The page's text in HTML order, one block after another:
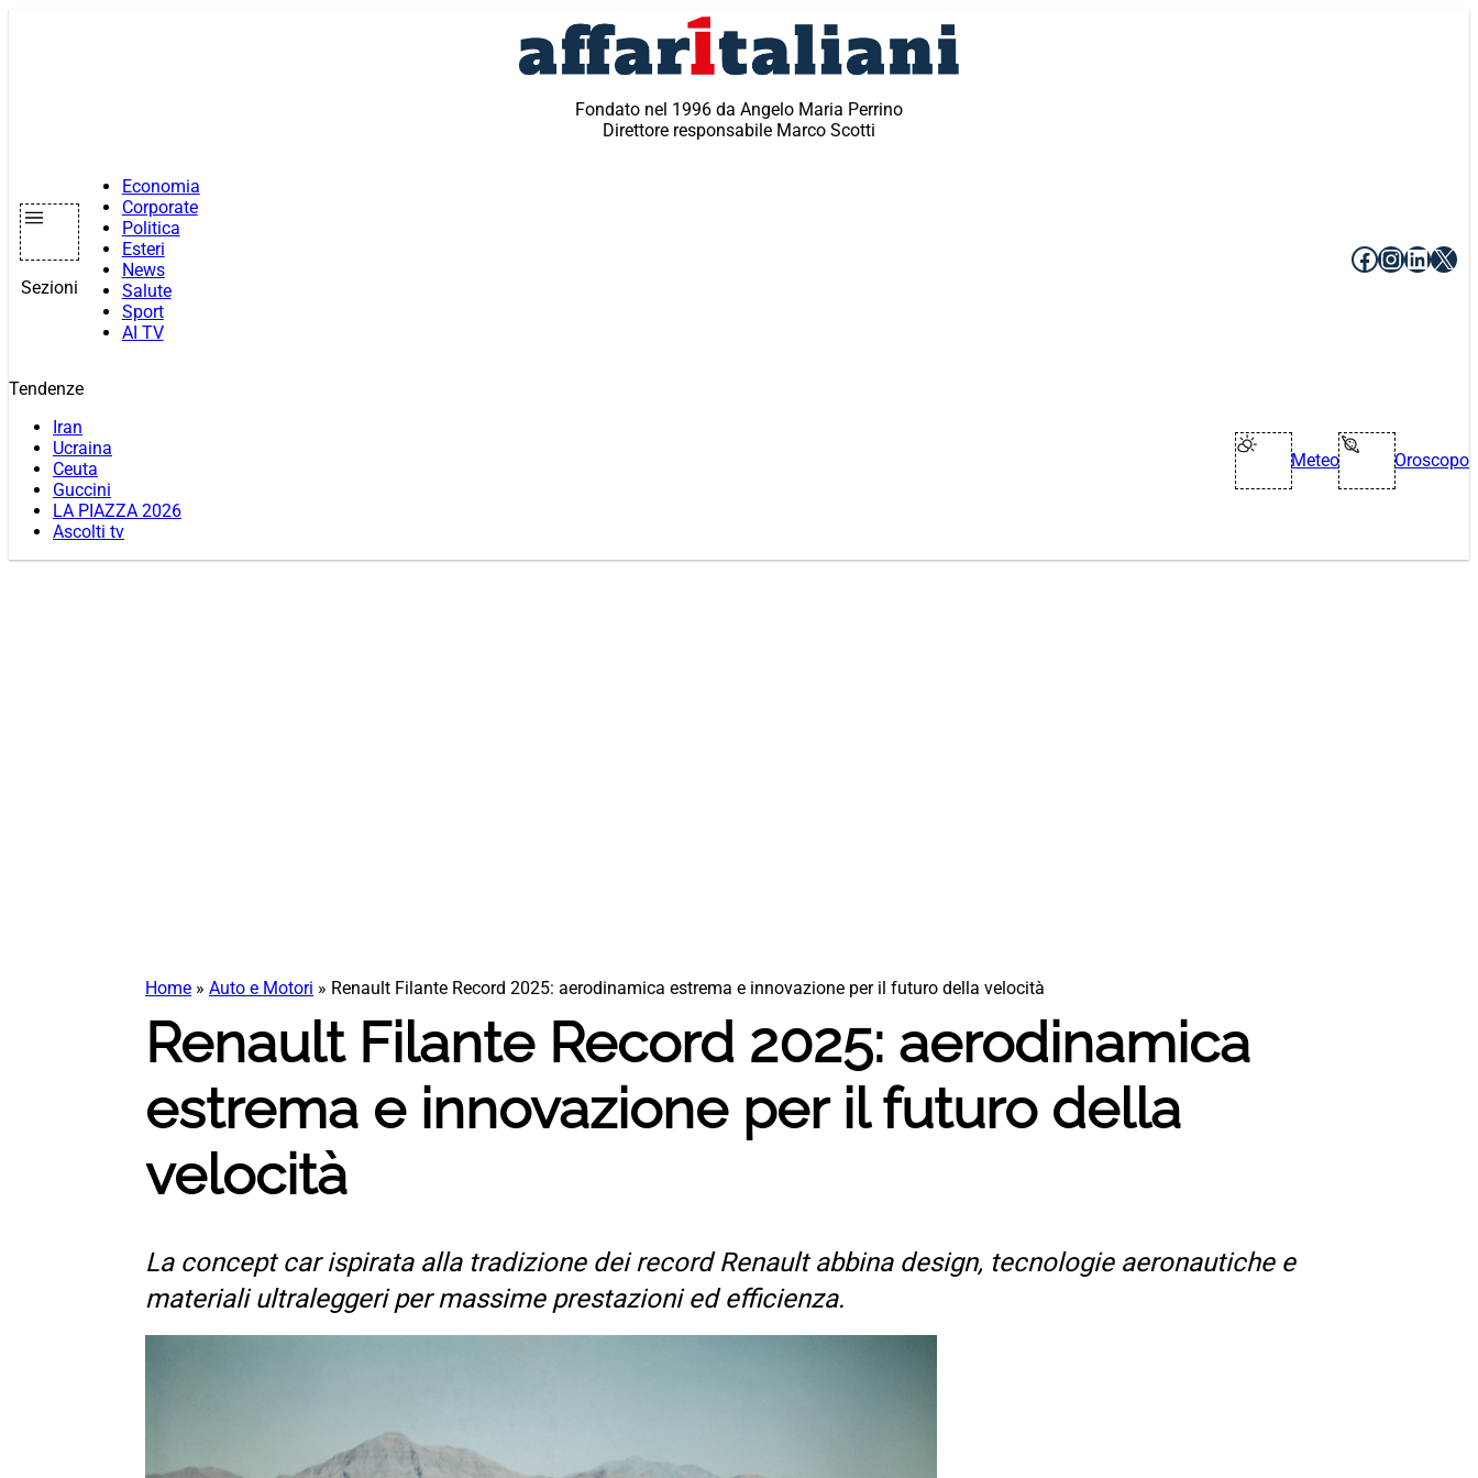
Fondato nel 1996 da Angelo Maria Perrino
Direttore responsabile Marco Scotti
Sezioni
Economia
Corporate
Politica
Esteri
News
Salute
Sport
AI TV
Facebook
X
Tendenze
Iran
Ucraina
Ceuta
Guccini
LA PIAZZA 2026
Ascolti tv
Meteo Oroscopo
Home » Auto e Motori » Renault Filante Record 2025: aerodinamica estrema e innovazione per il futuro della velocità
Renault Filante Record 2025: aerodinamica
estrema e innovazione per il futuro della
velocità
La concept car ispirata alla tradizione dei record Renault abbina design, tecnologie aeronautiche e
materiali ultraleggeri per massime prestazioni ed efficienza.